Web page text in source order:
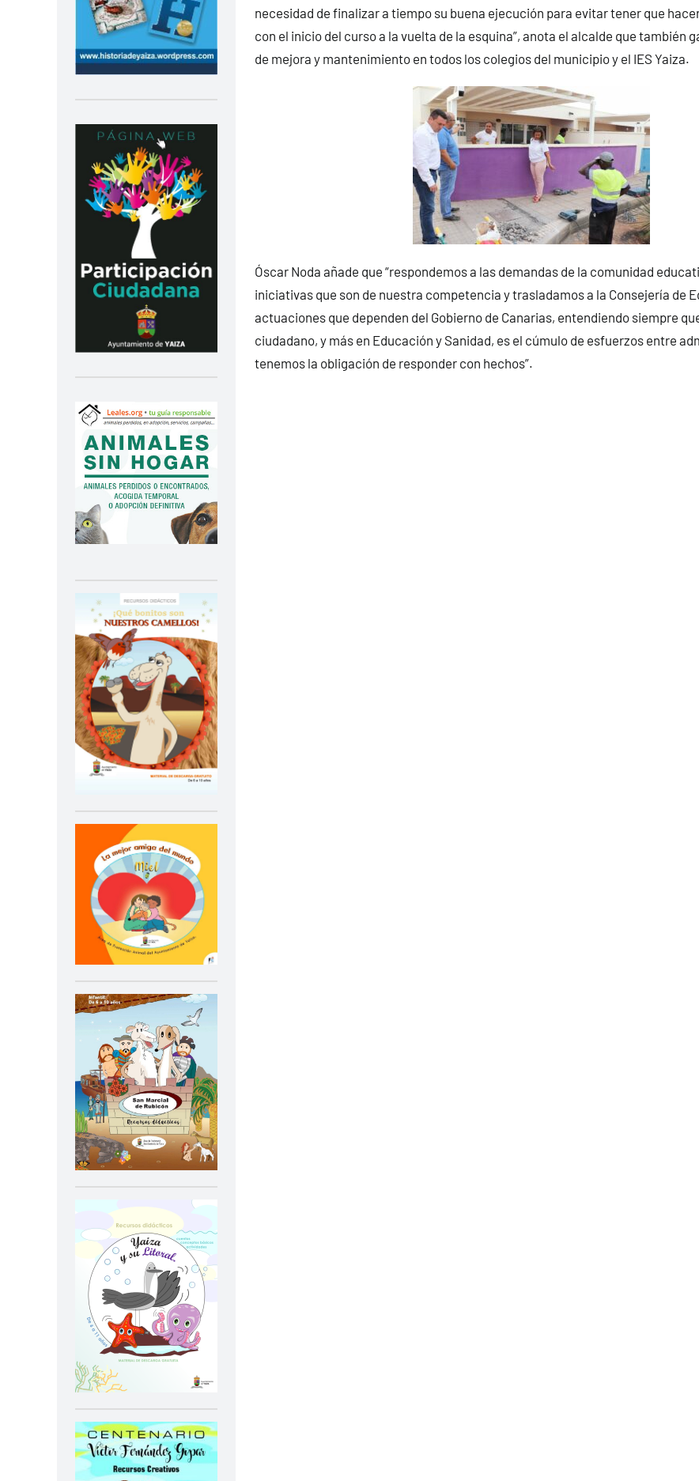
necesidad de finalizar a tiempo su buena ejecución para evitar tener que
con el inicio del curso a la vuelta de la esquina”, anota el alcalde que también
de mejora y mantenimiento en todos los colegios del municipio y el IES Yaiza.
Óscar Noda añade que “respondemos a las demandas de la comunidad
iniciativas que son de nuestra competencia y trasladamos a la Consejería de
actuaciones que dependen del Gobierno de Canarias, entendiendo siempre
ciudadano, y más en Educación y Sanidad, es el cúmulo de esfuerzos entre
tenemos la obligación de responder con hechos”.